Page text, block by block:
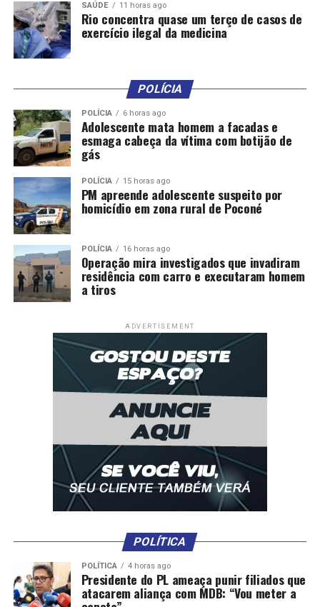
SAÚDE 11 horas ago
Rio concentra quase um terço de casos de
exercício ilegal da medicina
POLÍCIA
POLÍCIA 6 horas ago
Adolescente mata homem a facadas e
esmaga cabeça da vítima com botijão de
gás
POLÍCIA 15 horas ago
PM apreende adolescente suspeito por
homicídio em zona rural de Poconé
POLÍCIA 16 horas ago
Operação mira investigados que invadiram
residência com carro e executaram homem
a tiros
ADVERTISEMENT
POLÍTICA
POLÍTICA 4 horas ago
Presidente do PL ameaça punir filiados que
atacarem aliança com MDB: “Vou meter a